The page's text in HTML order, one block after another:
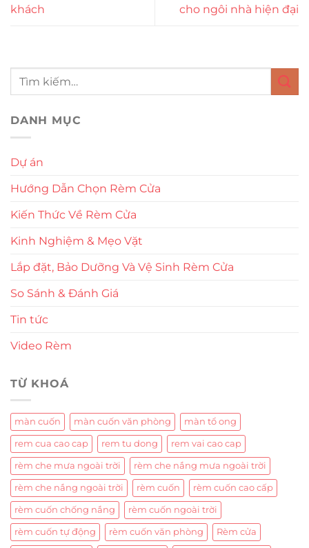
khách
cho ngôi nhà hiện đại
DANH MỤC
Dự án
Hướng Dẫn Chọn Rèm Cửa
Kiến Thức Về Rèm Cửa
Kinh Nghiệm & Mẹo Vặt
Lắp đặt, Bảo Dưỡng Và Vệ Sinh Rèm Cửa
So Sánh & Đánh Giá
Tin tức
Video Rèm
TỪ KHOÁ
màn cuốn màn cuốn văn phòng màn tổ ong
rem cua cao cap rem tu dong rem vai cao cap
rèm che mưa ngoài trời rèm che nắng mưa ngoài trời
rèm che nắng ngoài trời rèm cuốn rèm cuốn cao cấp
rèm cuốn chống nắng rèm cuốn ngoài trời
rèm cuốn tự động rèm cuốn văn phòng Rèm cửa